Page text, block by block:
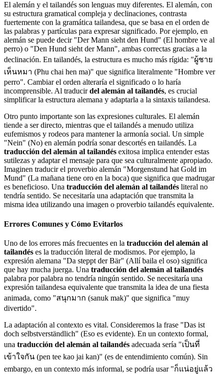
El alemán y el tailandés son lenguas muy diferentes. El alemán, con
su estructura gramatical compleja y declinaciones, contrasta
fuertemente con la gramática tailandesa, que se basa en el orden de
las palabras y partículas para expresar significado. Por ejemplo, en
alemán se puede decir "Der Mann sieht den Hund" (El hombre ve al
perro) o "Den Hund sieht der Mann", ambas correctas gracias a la
declinación. En tailandés, la estructura es mucho más rígida: "ผู้ชาย
เห็นหมา (Phu chai hen ma)" que significa literalmente "Hombre ver
perro". Cambiar el orden alteraría el significado o lo haría
incomprensible. Al traducirdel alemán al tailandés, es crucial
simplificar la estructura alemana y adaptarla a la sintaxis tailandesa.
Otro punto importante son las expresiones culturales. El alemán
tiende a ser directo, mientras que el tailandés a menudo utiliza
eufemismos y rodeos para mantener la armonía social. Un simple
"Nein" (No) en alemán podría sonar descortés en tailandés. La
traducción del alemán al tailandés exitosa implica entender estas
sutilezas y adaptar el mensaje para que sea culturalmente apropiado.
Imaginen traducir el proverbio alemán "Morgenstund hat Gold im
Mund" (La mañana tiene oro en la boca) que significa que madrugar
es beneficioso. Una traducción del alemán al tailandés literal no
tendría sentido. Se necesitaría una adaptación que transmita la
misma idea utilizando una imagen o proverbio tailandés equivalente.
Errores Comunes y Cómo Evitarlos
Uno de los errores más frecuentes en la traducción del alemán al
tailandés es la traducción literal de modismos. Por ejemplo, la
expresión alemana "Da steppt der Bär" (Allí baila el oso) significa
que hay mucha juerga. Una traducción del alemán al tailandés
palabra por palabra no tendría ningún sentido. Se necesitaría una
expresión tailandesa equivalente que transmita la idea de una fiesta
animada, como "สนุกมาก (sanuk mak)" que significa "muy
divertido".
La adaptación al contexto es vital. Consideremos la frase "Das ist
doch selbstverständlich" (Eso es evidente). En un contexto formal,
una traducción del alemán al tailandés adecuada sería "เป็นที่
เข้าใจกัน (pen tee kao jai kan)" (es de entendimiento común). Sin
embargo, en un contexto más informal, se podría usar "ก็แน่อยู่แล้ว